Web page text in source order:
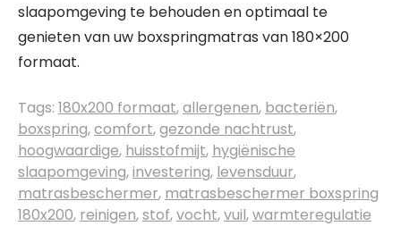
slaapomgeving te behouden en optimaal te
genieten van uw boxspringmatras van 180×200
formaat.
Tags: 180x200 formaat,allergenen, bacteriën,
boxspring,comfort,gezonde nachtrust,
hoogwaardige, huisstofmijt, hygiënische
slaapomgeving,investering, levensduur,
matrasbeschermer, matrasbeschermer boxspring
180x200, reinigen,stof,vocht,vuil,warmteregulatie